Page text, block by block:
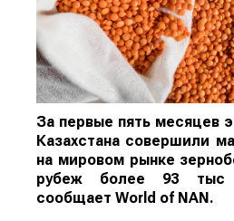
За первые пять месяцев
Казахстана совершили
на мировом рынке
рубеж более 93 тыс
сообщает World of NAN .